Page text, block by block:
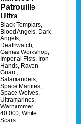
Patrouille
Ultra...
Black Templars,
Blood Angels, Dark
Angels,
Deathwatch,
Games Workshop,
Imperial Fists, Iron
Hands, Raven
Guard ,
Salamanders,
Space Marines,
Space Wolves,
Ultramarines,
Warhammer
40.000,White
Scars